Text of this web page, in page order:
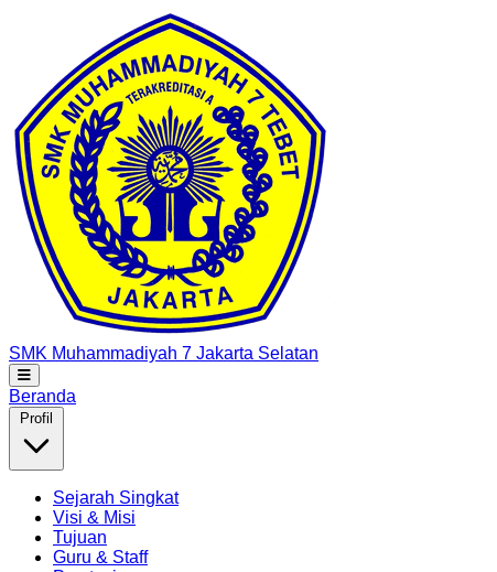
SMK Muhammadiyah 7 Jakarta Selatan
Beranda
Sejarah Singkat
Visi & Misi
Tujuan
Guru & Staff